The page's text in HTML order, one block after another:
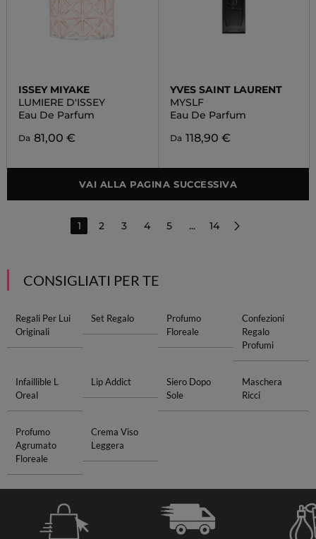
ISSEY MIYAKE
LUMIERE D'ISSEY
Eau De Parfum
Da 81,00 €
YVES SAINT LAURENT
MYSLF
Eau De Parfum
Da 118,90 €
VAI ALLA PAGINA SUCCESSIVA
1 2 3 4 5 ... 14
CONSIGLIATI PER TE
Regali Per Lui
Originali
Set Regalo
Profumo
Floreale
Confezioni
Regalo
Profumi
Infaillible L
Oreal
Lip Addict
Siero Dopo
Sole
Maschera
Ricci
Profumo
Agrumato
Floreale
Crema Viso
Leggera